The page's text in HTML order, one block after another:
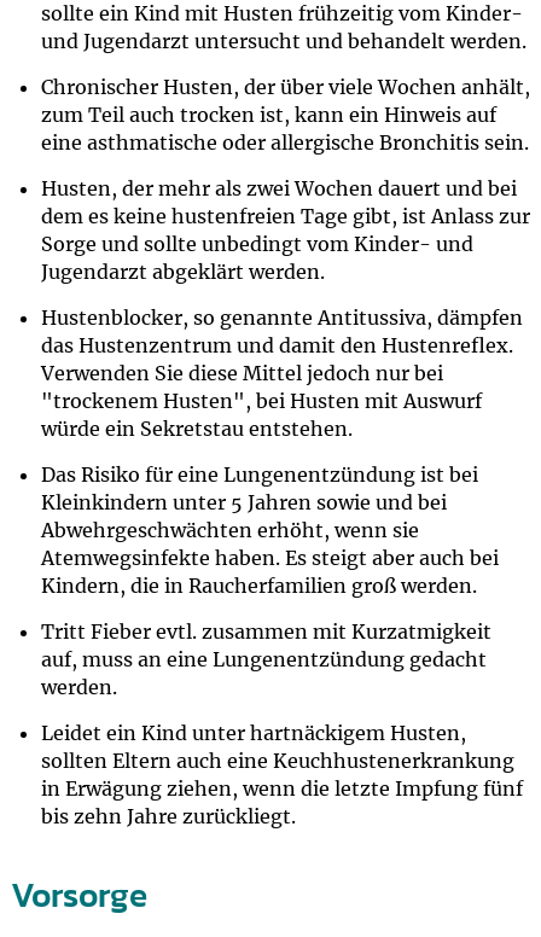
sollte ein Kind mit Husten frühzeitig vom Kinder-
und Jugendarzt untersucht und behandelt werden.
Chronischer Husten, der über viele Wochen anhält,
zum Teil auch trocken ist, kann ein Hinweis auf
eine asthmatische oder allergische Bronchitis sein.
Husten, der mehr als zwei Wochen dauert und bei
dem es keine hustenfreien Tage gibt, ist Anlass zur
Sorge und sollte unbedingt vom Kinder- und
Jugendarzt abgeklärt werden.
Hustenblocker, so genannte Antitussiva, dämpfen
das Hustenzentrum und damit den Hustenreflex.
Verwenden Sie diese Mittel jedoch nur bei
"trockenem Husten", bei Husten mit Auswurf
würde ein Sekretstau entstehen.
Das Risiko für eine Lungenentzündung ist bei
Kleinkindern unter 5 Jahren sowie und bei
Abwehrgeschwächten erhöht, wenn sie
Atemwegsinfekte haben. Es steigt aber auch bei
Kindern, die in Raucherfamilien groß werden.
Tritt Fieber evtl. zusammen mit Kurzatmigkeit
auf, muss an eine Lungenentzündung gedacht
werden.
Leidet ein Kind unter hartnäckigem Husten,
sollten Eltern auch eine Keuchhustenerkrankung
in Erwägung ziehen, wenn die letzte Impfung fünf
bis zehn Jahre zurückliegt.
Vorsorge